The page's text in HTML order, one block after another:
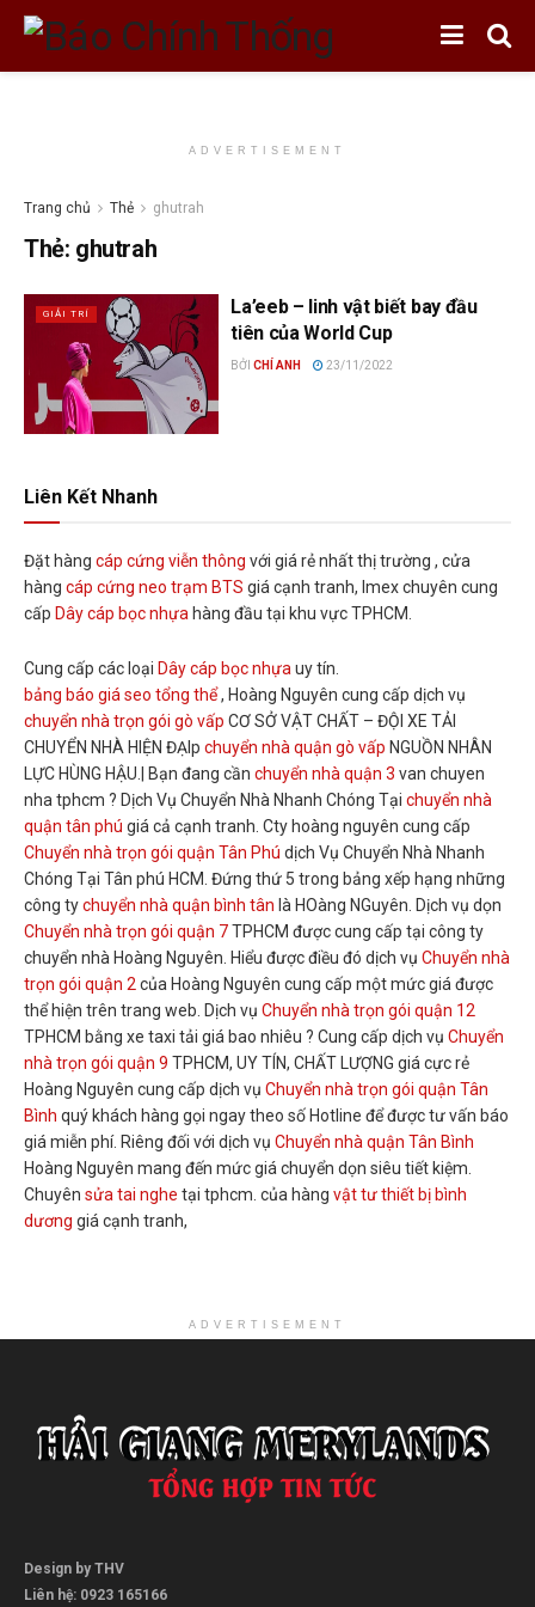
ADVERTISEMENT
Trang chủ Thẻ ghutrah
Thẻ: ghutrah
GIẢI TRÍ
La’eeb – linh vật biết bay đầu
tiên của World Cup
BỞI CHÍ ANH 23/11/2022
Liên Kết Nhanh
Đặt hàng cáp cứng viễn thông với giá rẻ nhất thị trường , cửa
hàng cáp cứng neo trạm BTS giá cạnh tranh, Imex chuyên cung
cấp Dây cáp bọc nhựa hàng đầu tại khu vực TPHCM.
Cung cấp các loại Dây cáp bọc nhựa uy tín.
bảng báo giá seo tổng thể, Hoàng Nguyên cung cấp dịch vụ
chuyển nhà trọn gói gò vấp CƠ SỞ VẬT CHẤT – ĐỘI XE TẢI
CHUYỂN NHÀ HIỆN ĐẠIp chuyển nhà quận gò vấp NGUỒN NHÂN
LỰC HÙNG HẬU.| Bạn đang cần chuyển nhà quận 3 van chuyen
nha tphcm ? Dịch Vụ Chuyển Nhà Nhanh Chóng Tại chuyển nhà
quận tân phú giá cả cạnh tranh. Cty hoàng nguyên cung cấp
Chuyển nhà trọn gói quận Tân Phú dịch Vụ Chuyển Nhà Nhanh
Chóng Tại Tân phú HCM. Đứng thứ 5 trong bảng xếp hạng những
công tychuyển nhà quận bình tân là HOàng NGuyên. Dịch vụ dọn
Chuyển nhà trọn gói quận 7TPHCM được cung cấp tại công ty
chuyển nhà Hoàng Nguyên. Hiểu được điều đó dịch vụ Chuyển nhà
trọn gói quận 2 của Hoàng Nguyên cung cấp một mức giá được
thể hiện trên trang web. Dịch vụ Chuyển nhà trọn gói quận 12
TPHCM bằng xe taxi tải giá bao nhiêu ? Cung cấp dịch vụ Chuyển
nhà trọn gói quận 9 TPHCM, UY TÍN, CHẤT LƯỢNG giá cực rẻ
Hoàng Nguyên cung cấp dịch vụ Chuyển nhà trọn gói quận Tân
Bình quý khách hàng gọi ngay theo số Hotline để được tư vấn báo
giá miễn phí. Riêng đối với dịch vụ Chuyển nhà quận Tân Bình
Hoàng Nguyên mang đến mức giá chuyển dọn siêu tiết kiệm.
Chuyên sửa tai nghe tại tphcm. của hàng vật tư thiết bị bình
dương giá cạnh tranh,
ADVERTISEMENT
Design by THV
Liên hệ: 0923 165166